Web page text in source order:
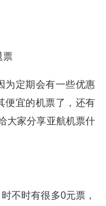
票
为定期会有一些优惠
便宜的机票了，还有
大家分享亚航机票什
不时有很多0元票，